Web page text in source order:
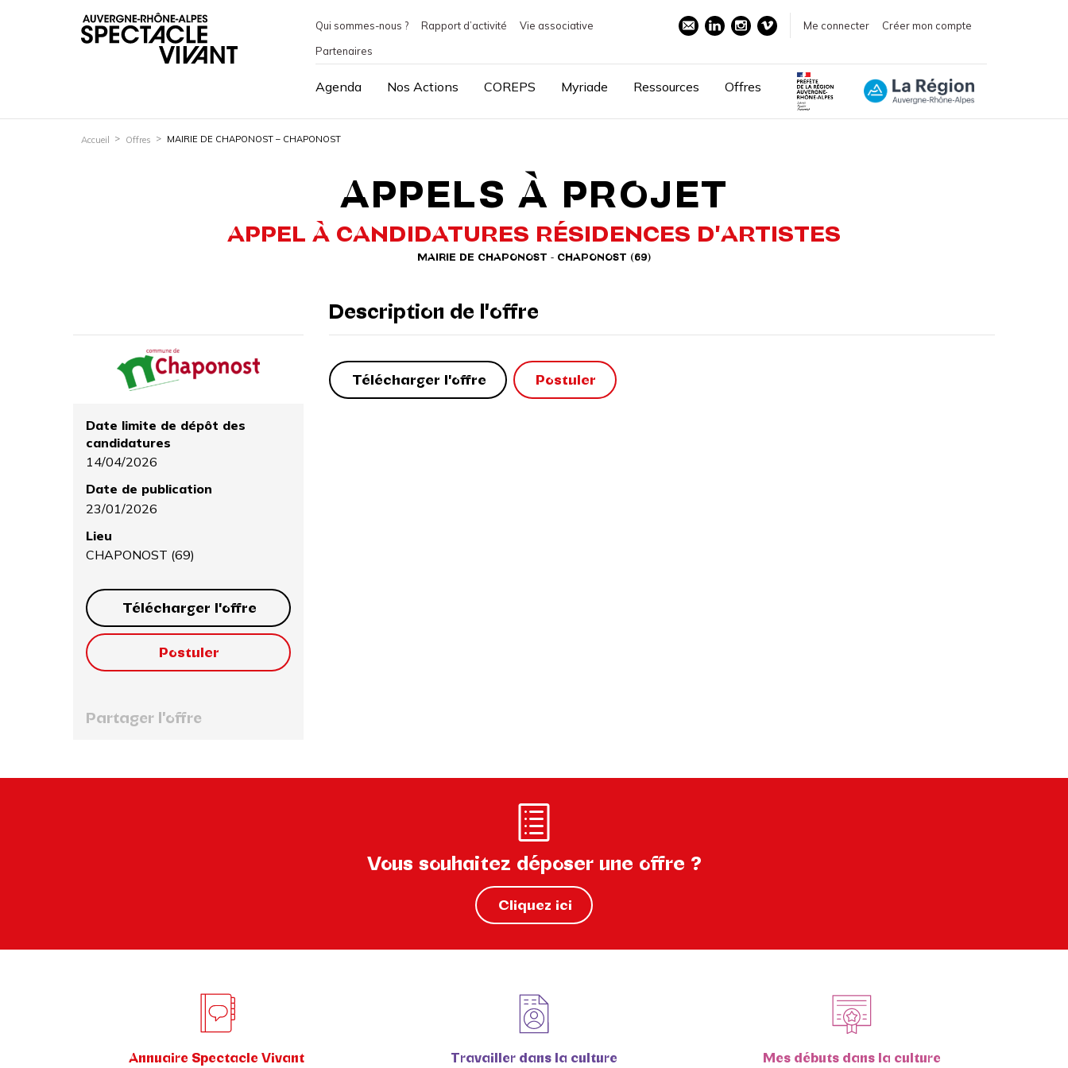
Qui sommes-nous ? Rapport d’activité
Vie associative
Partenaires
Me connecter Créer mon compte
Agenda Nos Actions COREPS Myriade Ressources Offres
Accueil Offres MAIRIE DE CHAPONOST – CHAPONOST
APPELS À PROJET
APPEL À CANDIDATURES RÉSIDENCES D'ARTISTES
MAIRIE DE CHAPONOST - CHAPONOST (69)
Date limite de dépôt des
candidatures
14/04/2026
Date de publication
23/01/2026
Lieu
CHAPONOST (69)
Télécharger l'offre
Postuler
Partager l'offre
Description de l'offre
Télécharger l'offre Postuler
Vous souhaitez déposer une offre ?
Cliquez ici
Annuaire Spectacle Vivant Travailler dans la culture Mes débuts dans la culture